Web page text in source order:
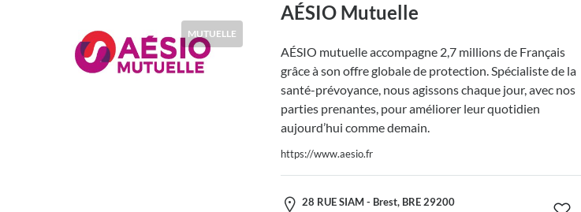
MUTUELLE
AÉSIO Mutuelle
AÉSIO mutuelle accompagne 2,7 millions de Français
grâce à son offre globale de protection. Spécialiste de la
santé-prévoyance, nous agissons chaque jour, avec nos
parties prenantes, pour améliorer leur quotidien
aujourd’hui comme demain.
https://www.aesio.fr
28 RUE SIAM - Brest, BRE 29200